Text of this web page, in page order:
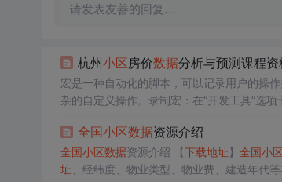
请发表友善的回复…
杭州 小区房价数据分析与预测课程资
宏是一种自动化的脚本，可以记录用户的操
杂的自定义操作。录制宏：在“开发工具”选
全设置可以防止未授权宏的运行。实例操作。
全国小区数据资源介绍
全国小区数据 资源介绍 【下载地址】 全国小区
址 、经纬度、物业类型、物业费、建造年代